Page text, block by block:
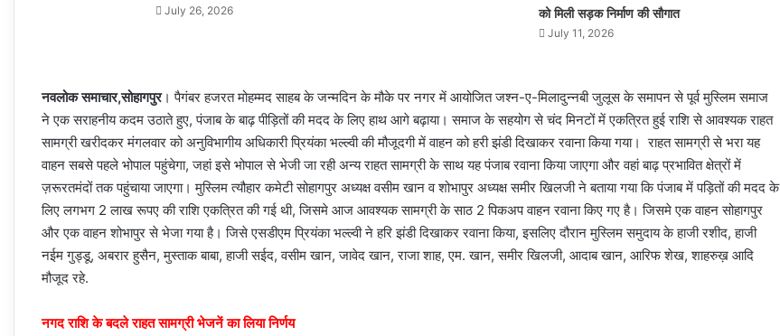
July 26, 2026
को मिली सड़क निर्माण की सौगात
July 11, 2026
नवलोक समाचार,सोहागपुर। पैगंबर हजरत मोहम्मद साहब के जन्मदिन के मौके पर नगर में आयोजित जश्न-ए-मिलादुन्नबी जुलूस के समापन से पूर्व मुस्लिम समाज
ने एक सराहनीय कदम उठाते हुए, पंजाब के बाढ़ पीड़ितों की मदद के लिए हाथ आगे बढ़ाया। समाज के सहयोग से चंद मिनटों में एकत्रित हुई राशि से आवश्यक राहत
सामग्री खरीदकर मंगलवार को अनुविभागीय अधिकारी प्रियंका भल्ल्वी की मौजूदगी में वाहन को हरी झंडी दिखाकर रवाना किया गया।राहत सामग्री से भरा यह
वाहन सबसे पहले भोपाल पहुंचेगा, जहां इसे भोपाल से भेजी जा रही अन्य राहत सामग्री के साथ यह पंजाब रवाना किया जाएगा और वहां बाढ़ प्रभावित क्षेत्रों में
ज़रूरतमंदों तक पहुंचाया जाएगा। मुस्लिम त्यौहार कमेटी सोहागपुर अध्यक्ष वसीम खान व शोभापुर अध्यक्ष समीर खिलजी ने बताया गया कि पंजाब में पड़ितों की मदद के
लिए लगभग 2 लाख रूपए की राशि एकत्रित की गई थी, जिसमे आज आवश्यक सामग्री के साठ 2 पिकअप वाहन रवाना किए गए है। जिसमे एक वाहन सोहागपुर
और एक वाहन शोभापुर से भेजा गया है। जिसे एसडीएम प्रियंका भल्ल्वी ने हरि झंडी दिखाकर रवाना किया, इसलिए दौरान मुस्लिम समुदाय के हाजी रशीद, हाजी
नईम गुड्डू, अबरार हुसैन, मुस्ताक बाबा, हाजी सईद, वसीम खान, जावेद खान, राजा शाह, एम. खान, समीर खिलजी, आदाब खान, आरिफ शेख, शाहरुख़ आदि
मौजूद रहे.
नगद राशि के बदले राहत सामग्री भेजनें का लिया निर्णय